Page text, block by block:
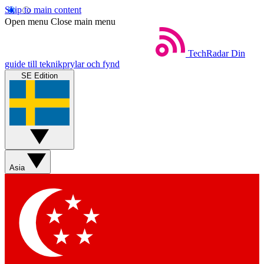
Skip to main content
Open menu Close main menu
TechRadar Din
guide till teknikprylar och fynd
SE Edition
Asia